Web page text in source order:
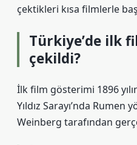
çektikleri kısa filmlerle
Türkiye’de ilk
çekildi?
İlk film gösterimi 1896
Yıldız Sarayı’nda
Weinberg tarafından